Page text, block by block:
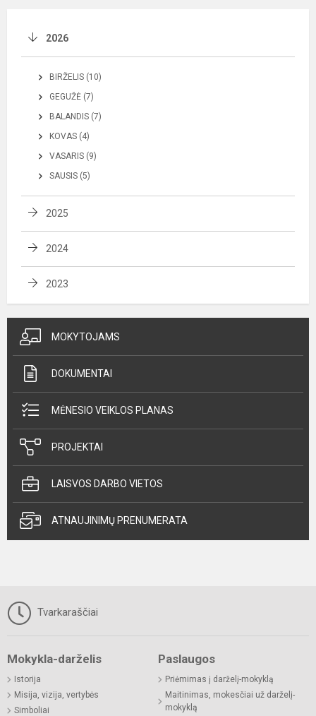
2026
BIRŽELIS (10)
GEGUŽĖ (7)
BALANDIS (7)
KOVAS (4)
VASARIS (9)
SAUSIS (5)
2025
2024
2023
MOKYTOJAMS
DOKUMENTAI
MĖNESIO VEIKLOS PLANAS
PROJEKTAI
LAISVOS DARBO VIETOS
ATNAUJINIMŲ PRENUMERATA
Tvarkaraščiai
Mokykla-darželis
Istorija
Misija, vizija, vertybės
Simboliai
Paslaugos
Priėmimas į darželį-mokyklą
Maitinimas, mokesčiai už darželį-
mokyklą